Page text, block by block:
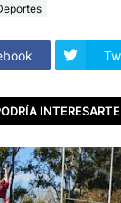
INTERESARTE